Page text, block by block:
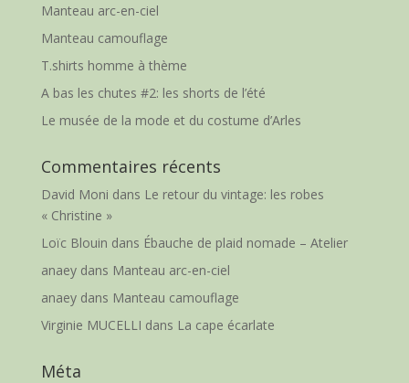
Manteau arc-en-ciel
Manteau camouflage
T.shirts homme à thème
A bas les chutes #2: les shorts de l’été
Le musée de la mode et du costume d’Arles
Commentaires récents
David Moni dans Le retour du vintage: les robes
« Christine »
Loïc Blouin dans Ébauche de plaid nomade – Atelier
anaeydans Manteau arc-en-ciel
anaeydans Manteau camouflage
Virginie MUCELLI dans La cape écarlate
Méta